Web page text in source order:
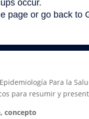
Para la
para resumir y
concepto